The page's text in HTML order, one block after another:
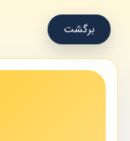
برگشت